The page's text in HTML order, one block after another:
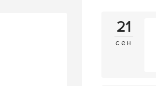
21
сен